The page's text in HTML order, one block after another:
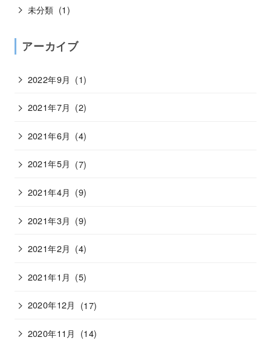
未分類 (1)
アーカイブ
2022年9月 (1)
2021年7月 (2)
2021年6月 (4)
2021年5月 (7)
2021年4月 (9)
2021年3月 (9)
2021年2月 (4)
2021年1月 (5)
2020年12月 (17)
2020年11月 (14)